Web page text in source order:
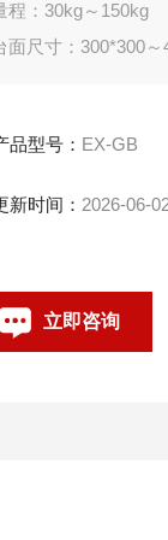
程：30kg～150kg
面尺寸：300*300～
；不锈钢防水结构
环境；防爆等级为
品型号： EX-GB
新时间： 2026-06-
立即咨询